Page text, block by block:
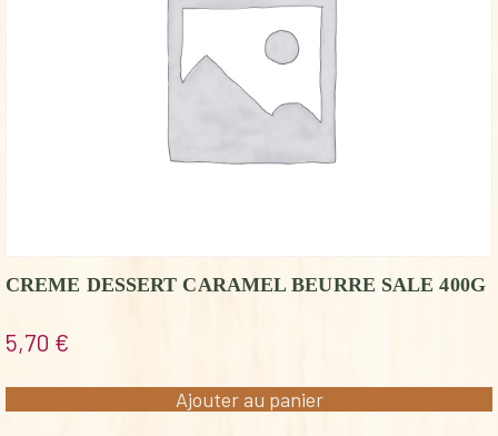
CREME DESSERT CARAMEL BEURRE SALE 400G
5,70 €
Ajouter au panier